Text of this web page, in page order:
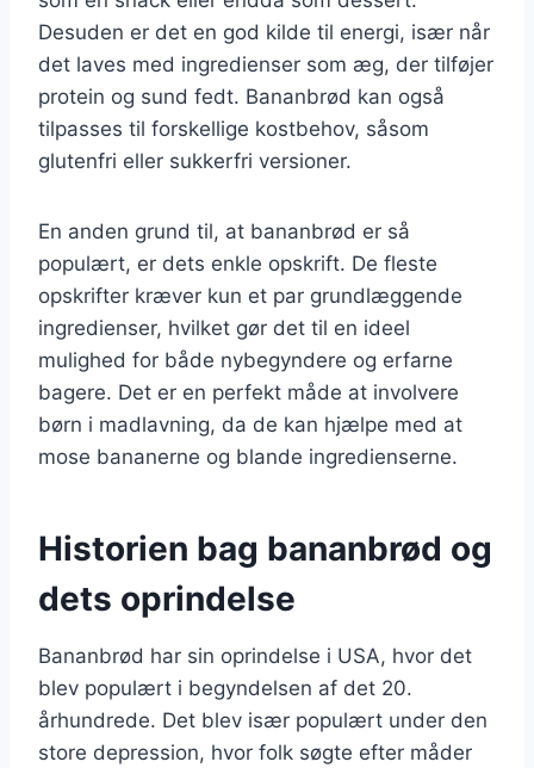
Desuden er det en god kilde til energi, især når
det laves med ingredienser som æg, der tilføjer
protein og sund fedt. Bananbrød kan også
tilpasses til forskellige kostbehov, såsom
glutenfri eller sukkerfri versioner.
En anden grund til, at bananbrød er så
populært, er dets enkle opskrift. De fleste
opskrifter kræver kun et par grundlæggende
ingredienser, hvilket gør det til en ideel
mulighed for både nybegyndere og erfarne
bagere. Det er en perfekt måde at involvere
børn i madlavning, da de kan hjælpe med at
mose bananerne og blande ingredienserne.
Historien bag bananbrød og
dets oprindelse
Bananbrød har sin oprindelse i USA, hvor det
blev populært i begyndelsen af det 20.
århundrede. Det blev især populært under den
store depression, hvor folk søgte efter måder